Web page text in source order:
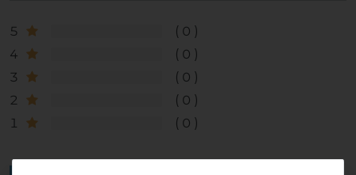
5
0
4
0
3
0
2
0
1
0